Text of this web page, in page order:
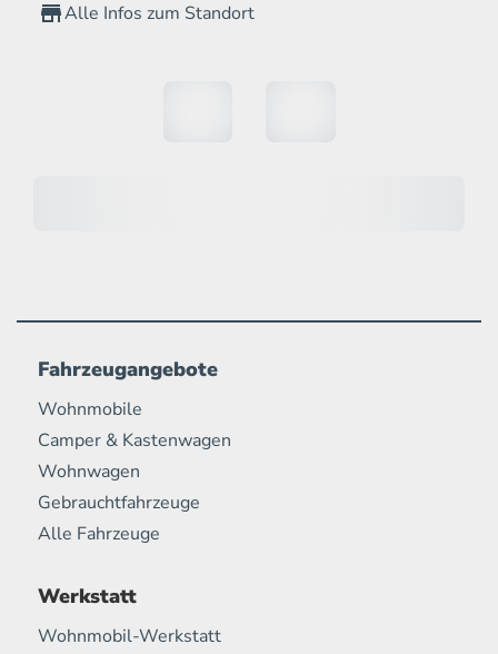
Alle Infos zum Standort
Fahrzeugangebote
Wohnmobile
Camper & Kastenwagen
Wohnwagen
Gebrauchtfahrzeuge
Alle Fahrzeuge
Werkstatt
Wohnmobil-Werkstatt